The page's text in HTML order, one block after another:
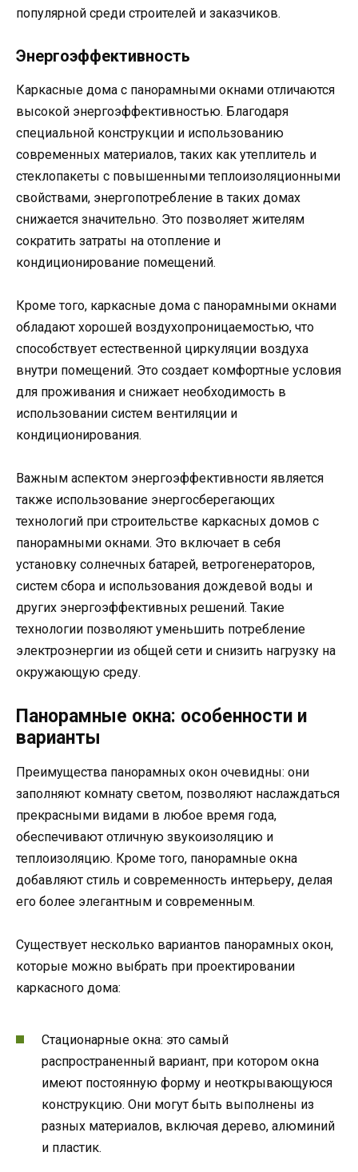
популярной среди строителей и заказчиков.
Энергоэффективность
Каркасные дома с панорамными окнами отличаются
высокой энергоэффективностью. Благодаря
специальной конструкции и использованию
современных материалов, таких как утеплитель и
стеклопакеты с повышенными теплоизоляционными
свойствами, энергопотребление в таких домах
снижается значительно. Это позволяет жителям
сократить затраты на отопление и
кондиционирование помещений.
Кроме того, каркасные дома с панорамными окнами
обладают хорошей воздухопроницаемостью, что
способствует естественной циркуляции воздуха
внутри помещений. Это создает комфортные условия
для проживания и снижает необходимость в
использовании систем вентиляции и
кондиционирования.
Важным аспектом энергоэффективности является
также использование энергосберегающих
технологий при строительстве каркасных домов с
панорамными окнами. Это включает в себя
установку солнечных батарей, ветрогенераторов,
систем сбора и использования дождевой воды и
других энергоэффективных решений. Такие
технологии позволяют уменьшить потребление
электроэнергии из общей сети и снизить нагрузку на
окружающую среду.
Панорамные окна: особенности и
варианты
Преимущества панорамных окон очевидны: они
заполняют комнату светом, позволяют наслаждаться
прекрасными видами в любое время года,
обеспечивают отличную звукоизоляцию и
теплоизоляцию. Кроме того, панорамные окна
добавляют стиль и современность интерьеру, делая
его более элегантным и современным.
Существует несколько вариантов панорамных окон,
которые можно выбрать при проектировании
каркасного дома:
Стационарные окна: это самый
распространенный вариант, при котором окна
имеют постоянную форму и неоткрывающуюся
конструкцию. Они могут быть выполнены из
разных материалов, включая дерево, алюминий
и пластик.